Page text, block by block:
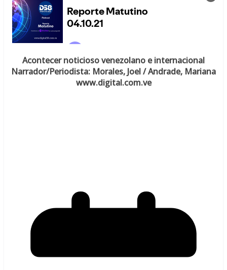
Acontecer noticioso venezolano e internacional
Narrador/Periodista: Morales, Joel / Andrade, Mariana
www.digital.com.ve